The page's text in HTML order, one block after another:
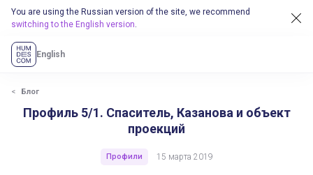
You are using the Russian version of the site, we recommend
switching to the English version.
English
Блог
Профиль 5/1. Спаситель, Казанова и объект
проекций
Профили 15 марта 2019